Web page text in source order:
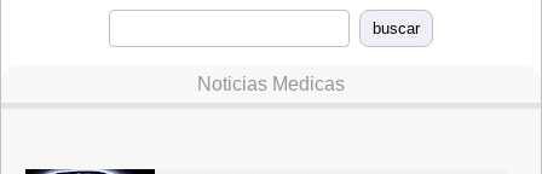
Noticias Medicas